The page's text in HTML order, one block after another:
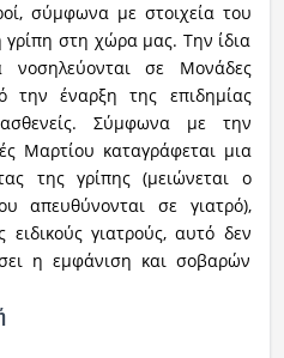
σύμφωνα με στοιχεία του
στη χώρα μας. Την ίδια
σε Μονάδες
την έναρξη της επιδημίας
Σύμφωνα με την
Μαρτίου καταγράφεται μια
της γρίπης (μειώνεται ο
απευθύνονται σε γιατρό),
γιατρούς, αυτό δεν
η εμφάνιση και σοβαρών